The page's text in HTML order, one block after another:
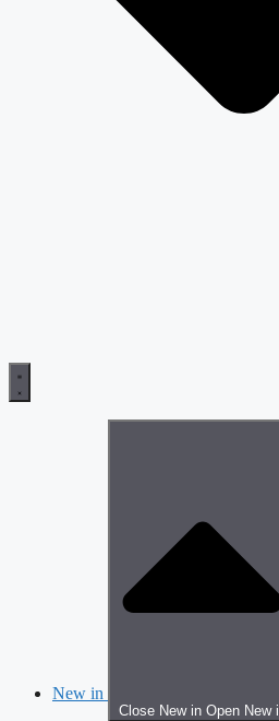
New in
Close New in Open New